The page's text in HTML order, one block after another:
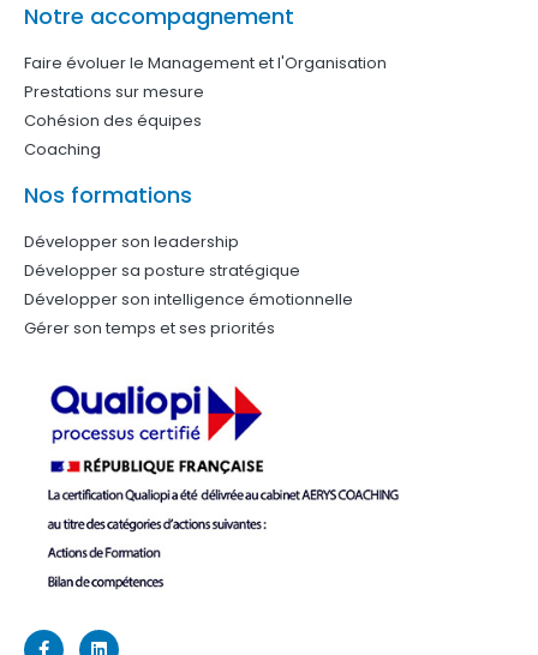
Notre accompagnement
Faire évoluer le Management et l'Organisation
Prestations sur mesure
Cohésion des équipes
Coaching
Nos formations
Développer son leadership
Développer sa posture stratégique
Développer son intelligence émotionnelle
Gérer son temps et ses priorités